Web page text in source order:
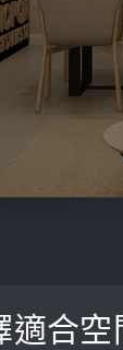
合空